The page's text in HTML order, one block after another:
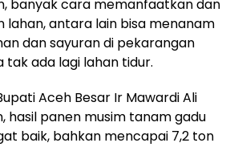
banyak cara memanfaatkan dan
lahan, antara lain bisa menanam
dan sayuran di pekarangan
tak ada lagi lahan tidur.
Aceh Besar Ir Mawardi Ali
hasil panen musim tanam gadu
baik, bahkan mencapai 7,2 ton